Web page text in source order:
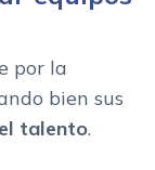
por la
bien sus
talento.